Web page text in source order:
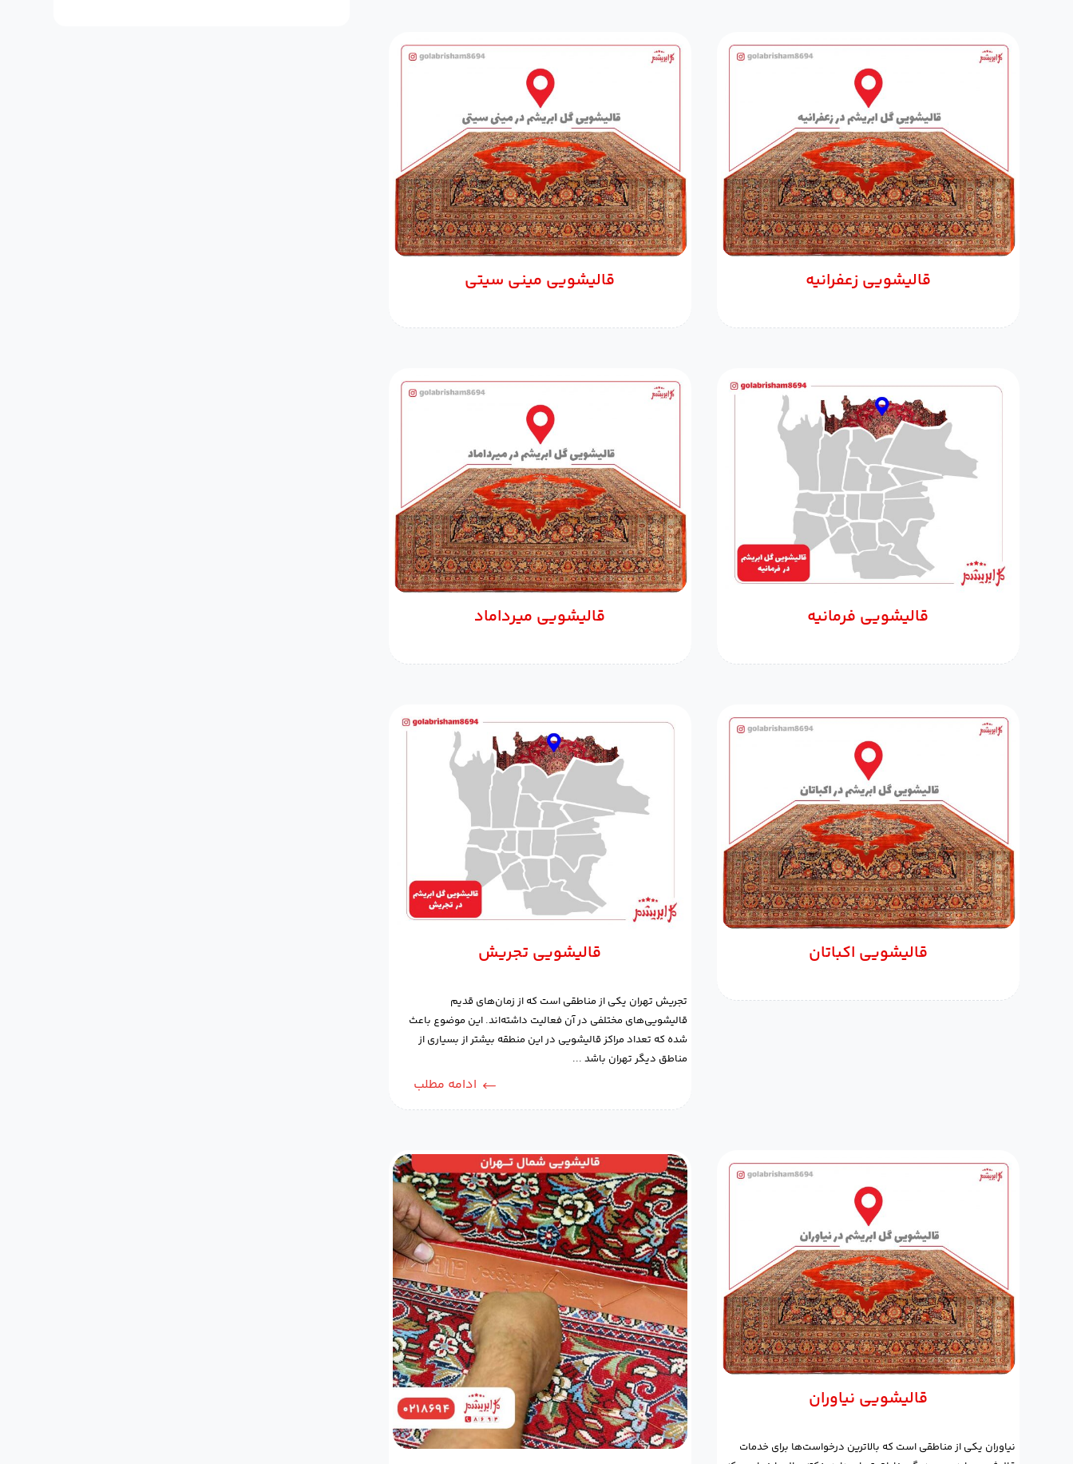
قالیشویی زعفرانیه قالیشویی مینی سیتی
قالیشویی فرمانیه قالیشویی میرداماد
قالیشویی اکباتان قالیشویی تجریش
تجریش تهران یکی از مناطقی است که از زمان‌های قدیم
قالیشویی‌های مختلفی در آن فعالیت داشته‌اند. این موضوع باعث
شده که تعداد مراکز قالیشویی در این منطقه بیشتر از بسیاری از
مناطق دیگر تهران باشد ...
ادامه مطلب
قالیشویی نیاوران
نیاوران یکی از مناطقی است که بالاترین درخواست‌ها برای خدمات